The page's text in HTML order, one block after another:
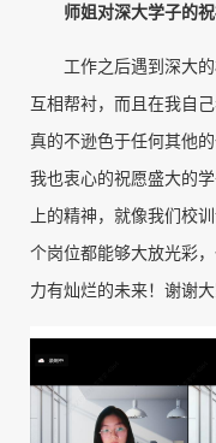
师姐对深大学子的
工作之后遇到深大
互相帮衬，而且在我自
真的不逊色于任何其他
我也衷心的祝愿盛大的
上的精神，就像我们校
个岗位都能够大放光彩
力有灿烂的未来！谢谢大